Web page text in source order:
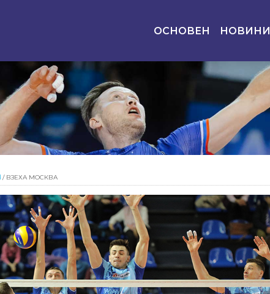
ОСНОВЕН НОВИНИ
/ ВЗЕХА МОСКВА